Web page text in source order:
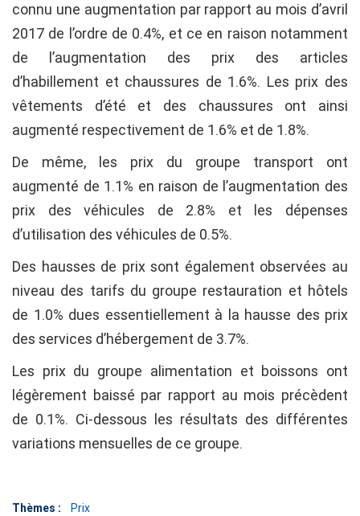
connu une augmentation par rapport au mois d’avril
2017 de l’ordre de 0.4%, et ce en raison notamment
de l’augmentation des prix des articles
d’habillement et chaussures de 1.6%. Les prix des
vêtements d’été et des chaussures ont ainsi
augmenté respectivement de 1.6% et de 1.8%.
De même, les prix du groupe transport ont
augmenté de 1.1% en raison de l’augmentation des
prix des véhicules de 2.8% et les dépenses
d’utilisation des véhicules de 0.5%.
Des hausses de prix sont également observées au
niveau des tarifs du groupe restauration et hôtels
de 1.0% dues essentiellement à la hausse des prix
des services d’hébergement de 3.7%.
Les prix du groupe alimentation et boissons ont
légèrement baissé par rapport au mois précèdent
de 0.1%. Ci-dessous les résultats des différentes
variations mensuelles de ce groupe.
Thèmes : Prix